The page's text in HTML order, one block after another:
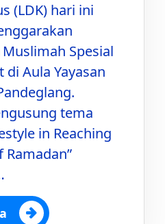
(LDK) hari ini
Spesial
Aula Yayasan
tema
in Reaching